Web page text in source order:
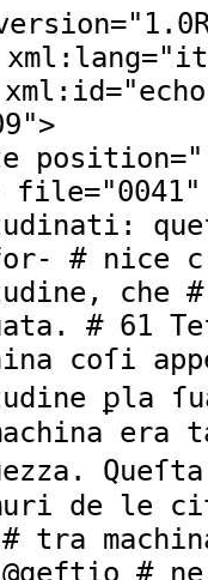
="
xml:lang="it
xml:id="
">
position="
file="0041"
# nice
che
# 61
coſi
ꝑla
era
de le
tra
#